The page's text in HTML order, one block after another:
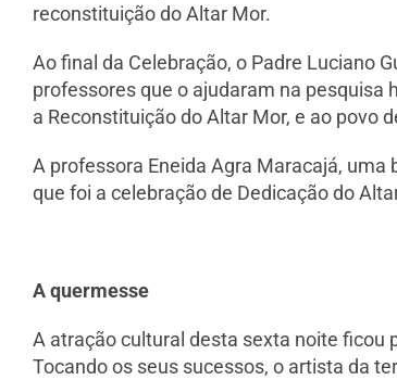
reconstituição do Altar Mor.
Ao final da Celebração, o Padre Luciano
professores que o ajudaram na pesquisa
a Reconstituição do Altar Mor, e ao povo
A professora Eneida Agra Maracajá,
que foi a celebração de Dedicação do
A quermesse
A atração cultural desta sexta noite ficou
Tocando os seus sucessos, o artista da